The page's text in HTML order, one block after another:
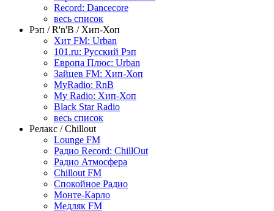
Record: Dancecore
весь список
Рэп / R'n'B / Хип-Хоп
Хит FM: Urban
101.ru: Русский Рэп
Европа Плюс: Urban
Зайцев FM: Хип-Хоп
MyRadio: RnB
My Radio: Хип-Хоп
Black Star Radio
весь список
Релакс / Chillout
Lounge FM
Радио Record: ChillOut
Радио Атмосфера
Chillout FM
Спокойное Радио
Монте-Карло
Медляк FM